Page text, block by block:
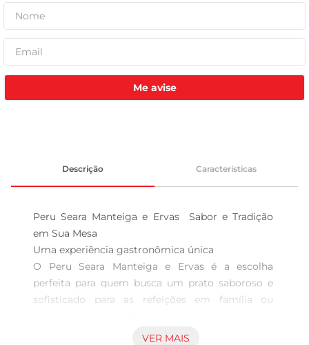
Me avise
Descrição Características
Peru Seara Manteiga e Ervas  Sabor e Tradição
em Sua Mesa
Uma experiência gastronômica única
O Peru Seara Manteiga e Ervas é a escolha
perfeita para quem busca um prato saboroso e
sofisticado para as refeições em família ou
de manteiga e ervas, este peru proporciona um
VER MAIS